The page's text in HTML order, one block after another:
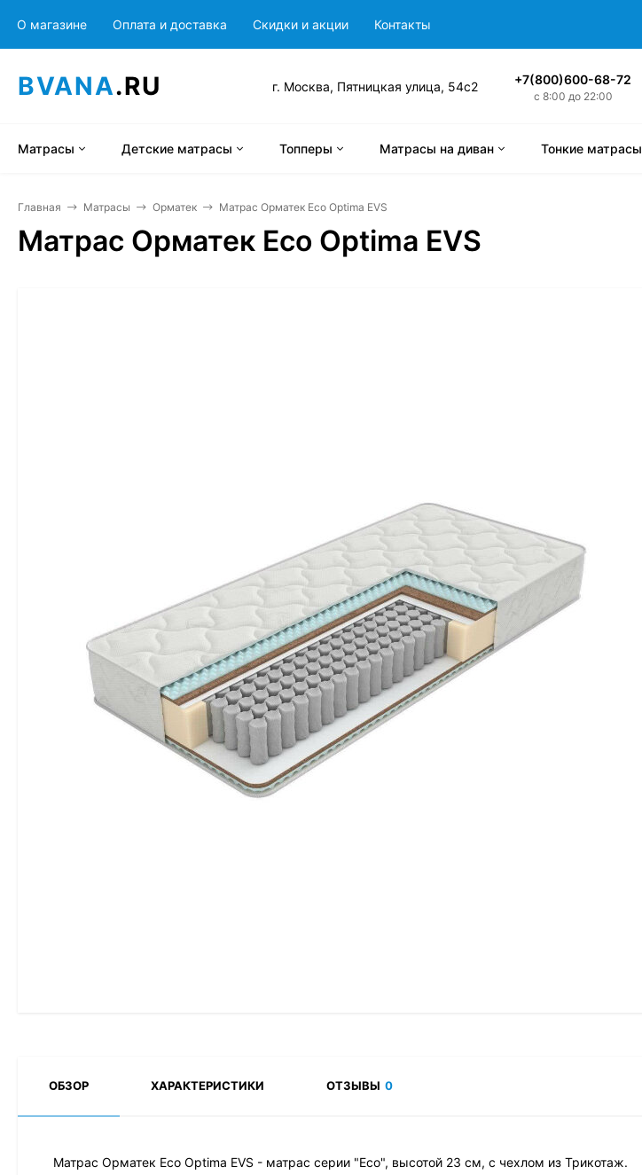
О магазине Оплата и доставка Скидки и акции Контакты
BVANA.RU г. Москва, Пятницкая улица, 54с2 +7(800)600-68-72
с 8:00 до 22:00
Матрасы Детские матрасы Топперы Матрасы на диван Тонкие матрасы
Главная Матрасы Орматек Матрас Орматек Eco Optima EVS
Матрас Орматек Eco Optima EVS
ОБЗОР ХАРАКТЕРИСТИКИ ОТЗЫВЫ 0
Матрас Орматек Eco Optima EVS - матрас серии "Eco", высотой 23 см, с чехлом из Трикотаж.